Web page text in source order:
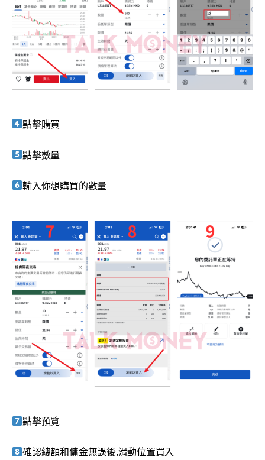
點擊購買
點擊數量
輸入你想購買的數量
點擊預覽
確認總額和傭金無誤後,滑動位置買入